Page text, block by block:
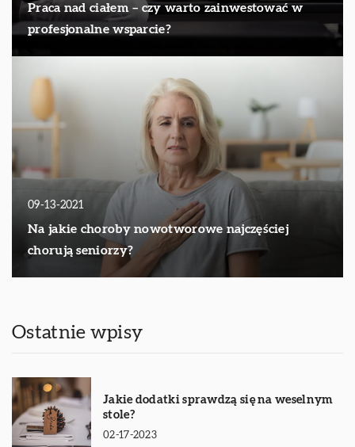
Praca nad ciałem – czy warto zainwestować w
profesjonalne wsparcie?
09-13-2021
Na jakie choroby nowotworowe najczęściej
chorują seniorzy?
Ostatnie wpisy
Jakie dodatki sprawdzą się na weselnym
stole?
02-17-2023